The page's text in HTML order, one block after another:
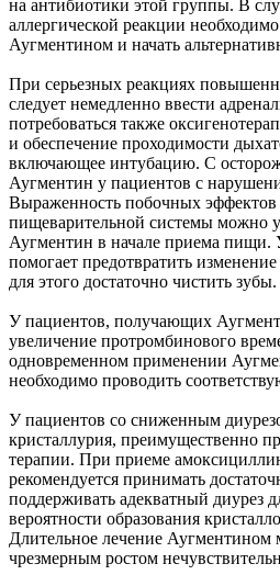
на антибиотики этой группы. В
аллергической реакции
Аугментином и начать
При серьезных реакциях
следует немедленно ввести
потребоваться также
и обеспечение проходимости
включающее интубацию. С
Аугментин у пациентов с
Выраженность побочных эффектов
пищеварительной системы можно
Аугментин в начале приема пищи.
помогает предотвратить
для этого достаточно чистить зубы.
У пациентов, получающих
увеличение протромбинового
одновременном применении
необходимо проводить
У пациентов со сниженным
кристаллурия, преимущественно
терапии. При приеме
рекомендуется принимать
поддерживать адекватный диурез
вероятности образования
Длительное лечение Аугментином
чрезмерным ростом